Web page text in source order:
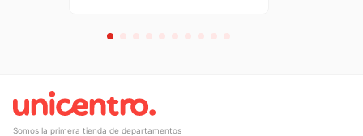
Somos la primera tienda de departamentos